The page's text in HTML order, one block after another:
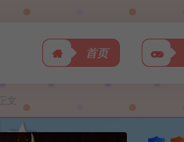
首页
正文